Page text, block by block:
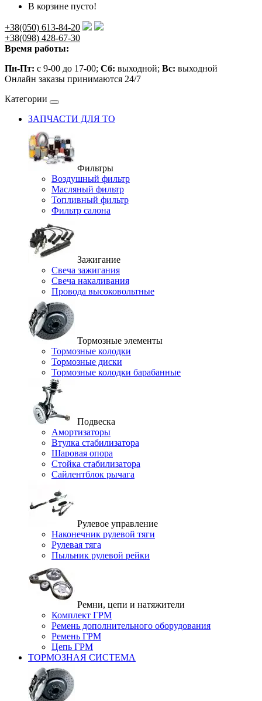
В корзине пусто!
+38(050) 613-84-20
+38(098) 428-67-30
Время работы:
Пн-Пт: с 9-00 до 17-00; Сб: выходной; Вс: выходной
Онлайн заказы принимаются 24/7
Категории
ЗАПЧАСТИ ДЛЯ ТО
Фильтры
Воздушный фильтр
Масляный фильтр
Топливный фильтр
Фильтр салона
Зажигание
Свеча зажигания
Свеча накаливания
Провода высоковольтные
Тормозные элементы
Тормозные колодки
Тормозные диски
Тормозные колодки барабанные
Подвеска
Амортизаторы
Втулка стабилизатора
Шаровая опора
Стойка стабилизатора
Сайлентблок рычага
Рулевое управление
Наконечник рулевой тяги
Рулевая тяга
Пыльник рулевой рейки
Ремни, цепи и натяжители
Комплект ГРМ
Ремень дополнительного оборудования
Ремень ГРМ
Цепь ГРМ
ТОРМОЗНАЯ СИСТЕМА